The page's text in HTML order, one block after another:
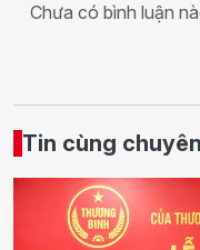
Chưa có bình luận
Tin cùng